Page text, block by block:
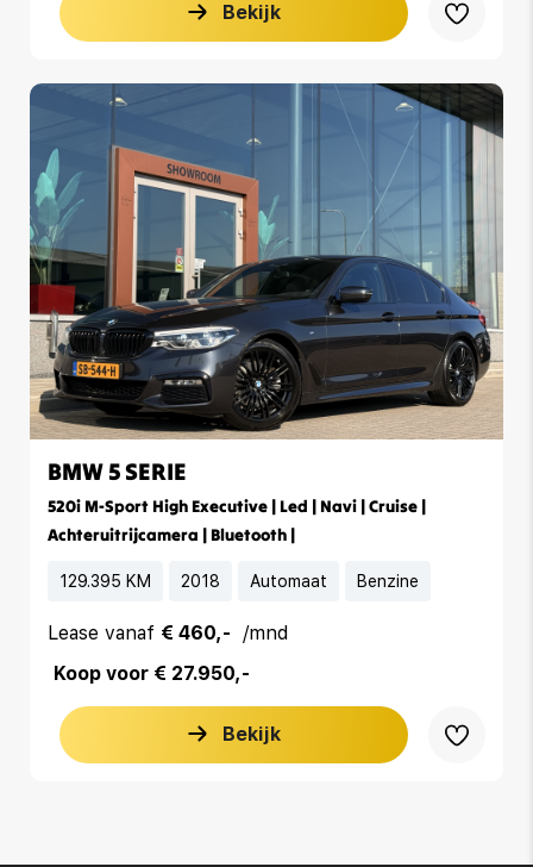
Bekijk
BMW 5 SERIE
520i M-Sport High Executive | Led | Navi | Cruise |
Achteruitrijcamera | Bluetooth |
129.395 KM 2018 Automaat Benzine
Lease vanaf € 460,-
/mnd
Koop voor € 27.950,-
Bekijk